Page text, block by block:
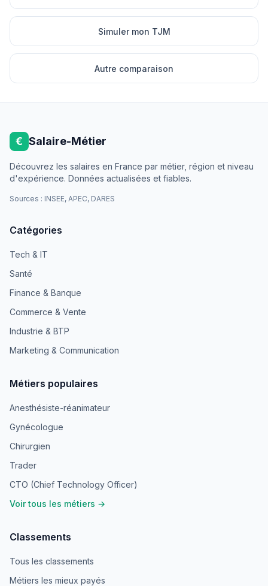
Simuler mon TJM
Autre comparaison
€ Salaire-Métier
Découvrez les salaires en France par métier, région et niveau
d'expérience. Données actualisées et fiables.
Sources : INSEE, APEC, DARES
Catégories
Tech & IT
Santé
Finance & Banque
Commerce & Vente
Industrie & BTP
Marketing & Communication
Métiers populaires
Anesthésiste-réanimateur
Gynécologue
Chirurgien
Trader
CTO (Chief Technology Officer)
Voir tous les métiers →
Classements
Tous les classements
Métiers les mieux payés